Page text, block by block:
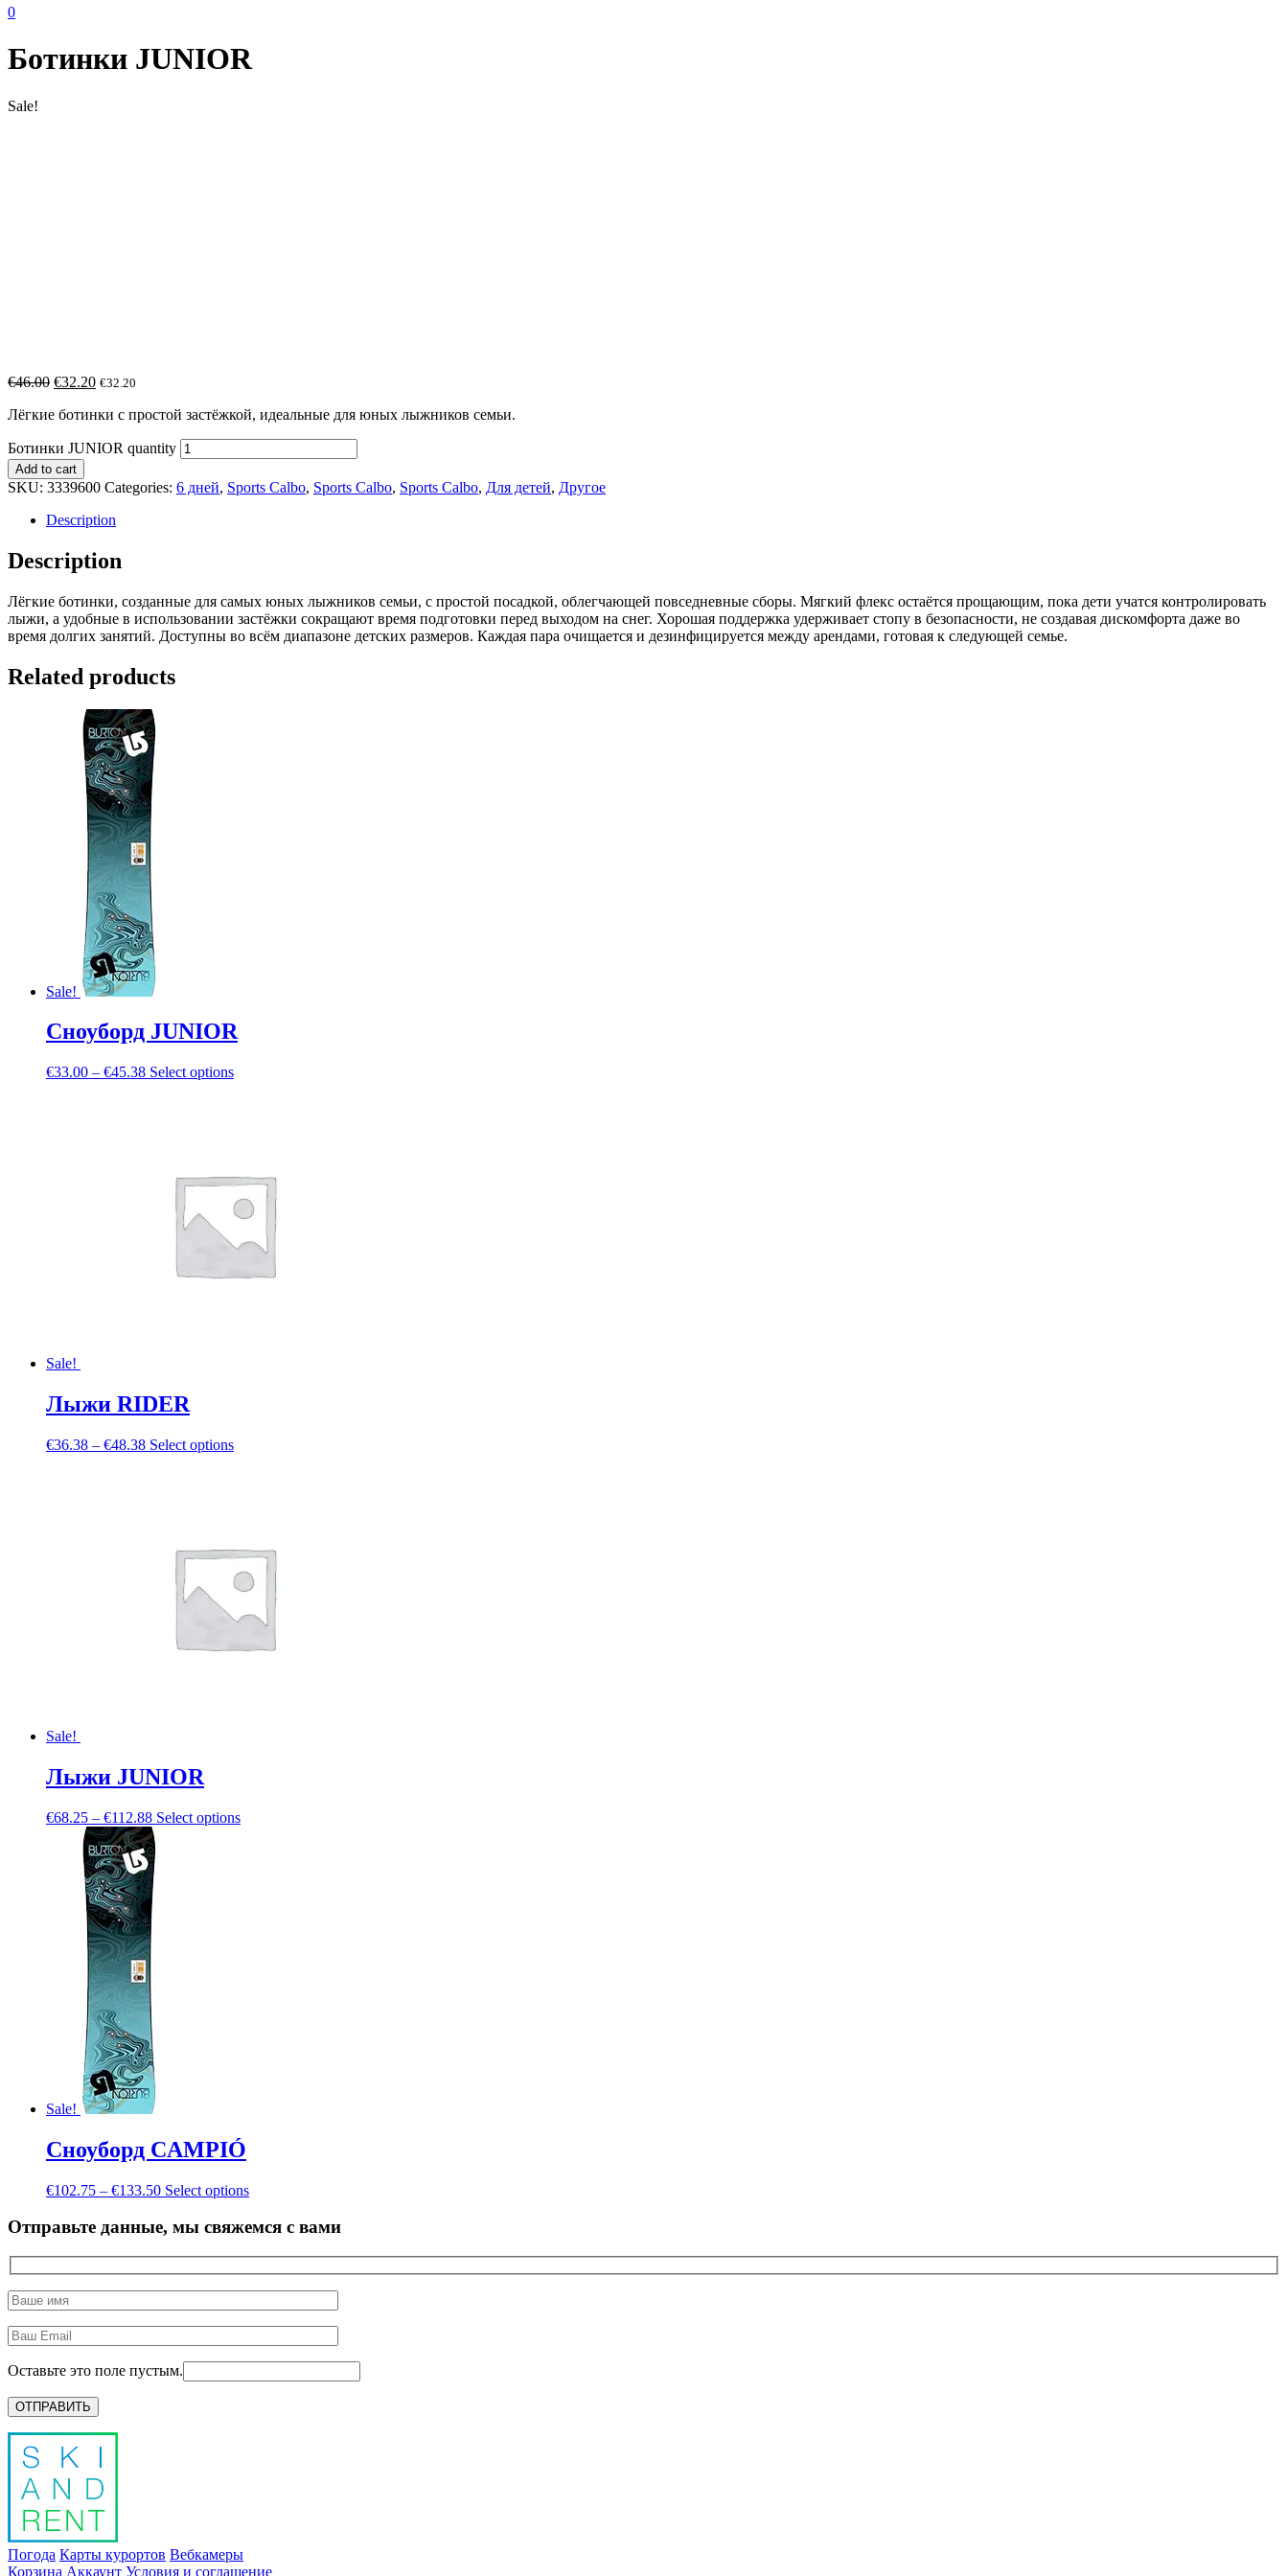
0
Ботинки JUNIOR
Sale!
€46.00 €32.20 €32.20
Лёгкие ботинки с простой застёжкой, идеальные для юных лыжников семьи.
Ботинки JUNIOR quantity
Add to cart
SKU: 3339600 Categories: 6 дней, Sports Calbo, Sports Calbo, Sports Calbo, Для детей, Другое
Description
Description
Лёгкие ботинки, созданные для самых юных лыжников семьи, с простой посадкой, облегчающей повседневные сборы. Мягкий флекс остаётся прощающим, пока дети учатся контролировать
лыжи, а удобные в использовании застёжки сокращают время подготовки перед выходом на снег. Хорошая поддержка удерживает стопу в безопасности, не создавая дискомфорта даже во
время долгих занятий. Доступны во всём диапазоне детских размеров. Каждая пара очищается и дезинфицируется между арендами, готовая к следующей семье.
Related products
Sale!
Сноуборд JUNIOR
€33.00 – €45.38 Select options
Sale!
Лыжи RIDER
€36.38 – €48.38 Select options
Sale!
Лыжи JUNIOR
€68.25 – €112.88 Select options
Sale!
Сноуборд CAMPIÓ
€102.75 – €133.50 Select options
Отправьте данные, мы свяжемся с вами
Оставьте это поле пустым.
Погода Карты курортов Вебкамеры
Корзина Аккаунт Условия и соглашение